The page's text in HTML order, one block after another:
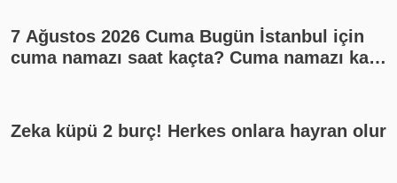
7 Ağustos 2026 Cuma Bugün İstanbul için
cuma namazı saat kaçta? Cuma namazı kaç
Zeka küpü 2 burç! Herkes onlara hayran olur